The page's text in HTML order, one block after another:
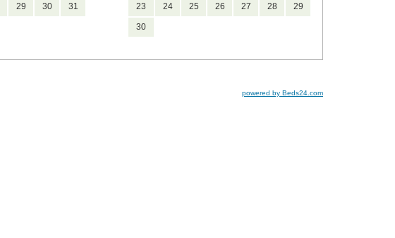
29 30 31 23 24 25 26 27 28 29
30
powered by Beds24.com